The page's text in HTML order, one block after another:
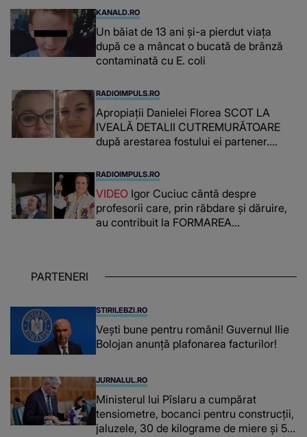
mea...”
KANALD.RO
Un băiat de 13 ani și-a pierdut viața
după ce a mâncat o bucată de brânză
contaminată cu E. coli
RADIOIMPULS.RO
Apropiații Danielei Florea SCOT LA
IVEALĂ DETALII CUTREMURĂTOARE
după arestarea fostului ei partener.
românca ucisă în Italia și ascunsă în
lada unui pat: " Îmi pare rău că nu am
reușit să fac mai mult pentru ea și..."
RADIOIMPULS.RO
VIDEO Igor Cuciuc cântă despre
profesorii care, prin răbdare și dăruire,
au contribuit la FORMAREA
chiar și după trecerea anilor: "De
PARTENERI
STIRILEBZI.RO
Vești bune pentru români! Guvernul Ilie
Bolojan anunță plafonarea facturilor!
JURNALUL.RO
Ministerul lui Pîslaru a cumpărat
tensiometre, bocanci pentru construcții,
jaluzele, 30 de kilograme de miere și 50